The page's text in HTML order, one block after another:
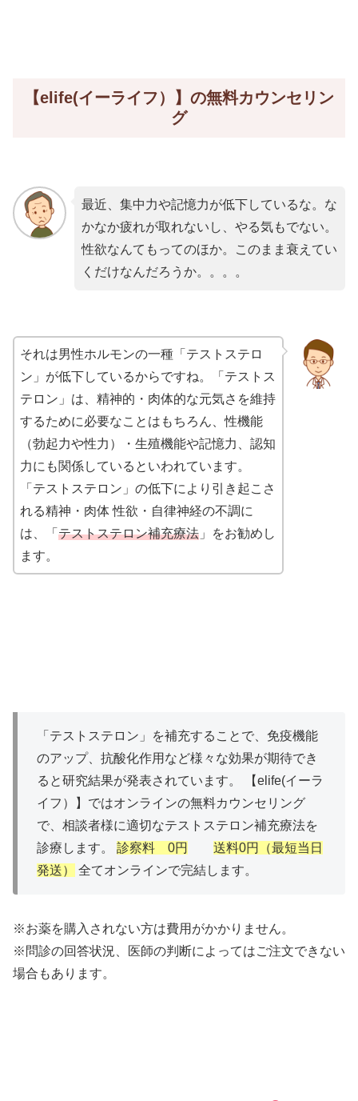
【elife(イーライフ）】の無料カウンセリン
グ
最近、集中力や記憶力が低下しているな。な
かなか疲れが取れないし、やる気もでない。
性欲なんてもってのほか。このまま衰えてい
くだけなんだろうか。。。。
それは男性ホルモンの一種「テストステロ
ン」が低下しているからですね。「テストス
テロン」は、精神的・肉体的な元気さを維持
するために必要なことはもちろん、性機能
（勃起力や性力）・生殖機能や記憶力、認知
力にも関係しているといわれています。
「テストステロン」の低下により引き起こさ
れる精神・肉体 性欲・自律神経の不調に
は、「 テストステロン補充療法 」をお勧めし
ます。
「テストステロン」を補充することで、免疫機能
のアップ、抗酸化作用など様々な効果が期待でき
ると研究結果が発表されています。 【elife(イーラ
イフ）】ではオンラインの無料カウンセリング
で、相談者様に適切なテストステロン補充療法を
診療します。 診察料 0円
送料0円（最短当日
発送）
全てオンラインで完結します。
※お薬を購入されない方は費用がかかりません。
※問診の回答状況、医師の判断によってはご注文できない
場合もあります。